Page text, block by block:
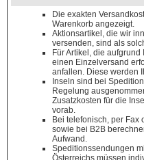
Die exakten
Warenkorb angezeigt.
Aktionsartikel, die wir
versenden, sind als
Für Artikel, die
einen Einzelversand
anfallen. Diese werden
Inseln sind bei
Regelung
Zusatzkosten für die
vorab.
Bei telefonisch, per
sowie bei B2B
Aufwand.
Speditionssendungen
Österreichs müssen